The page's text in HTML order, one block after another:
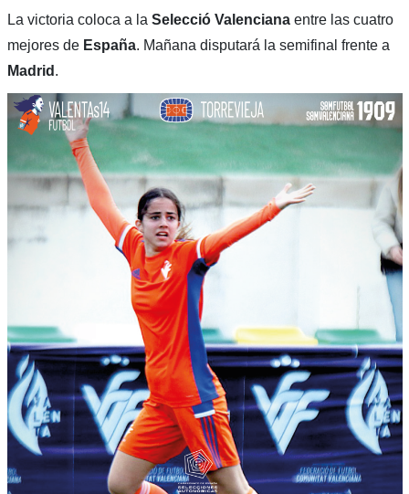
La victoria coloca a la Selecció Valencianaentre las cuatro
mejores de España. Mañana disputará la semifinal frente a
Madrid .